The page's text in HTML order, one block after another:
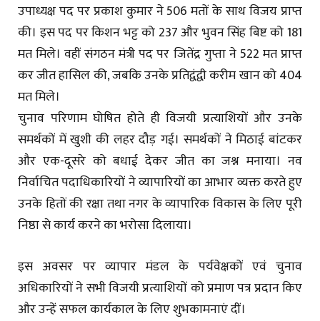
उपाध्यक्ष पद पर प्रकाश कुमार ने 506 मतों के साथ विजय प्राप्त
की। इस पद पर किशन भट्ट को 237 और भुवन सिंह बिष्ट को 181
मत मिले। वहीं संगठन मंत्री पद पर जितेंद्र गुप्ता ने 522 मत प्राप्त
कर जीत हासिल की, जबकि उनके प्रतिद्वंद्वी करीम खान को 404
मत मिले।
चुनाव परिणाम घोषित होते ही विजयी प्रत्याशियों और उनके
समर्थकों में खुशी की लहर दौड़ गई। समर्थकों ने मिठाई बांटकर
और एक-दूसरे को बधाई देकर जीत का जश्न मनाया। नव
निर्वाचित पदाधिकारियों ने व्यापारियों का आभार व्यक्त करते हुए
उनके हितों की रक्षा तथा नगर के व्यापारिक विकास के लिए पूरी
निष्ठा से कार्य करने का भरोसा दिलाया।
इस अवसर पर व्यापार मंडल के पर्यवेक्षकों एवं चुनाव
अधिकारियों ने सभी विजयी प्रत्याशियों को प्रमाण पत्र प्रदान किए
और उन्हें सफल कार्यकाल के लिए शुभकामनाएं दीं।